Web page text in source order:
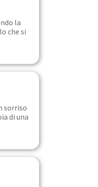
la
che si
sorriso
di una